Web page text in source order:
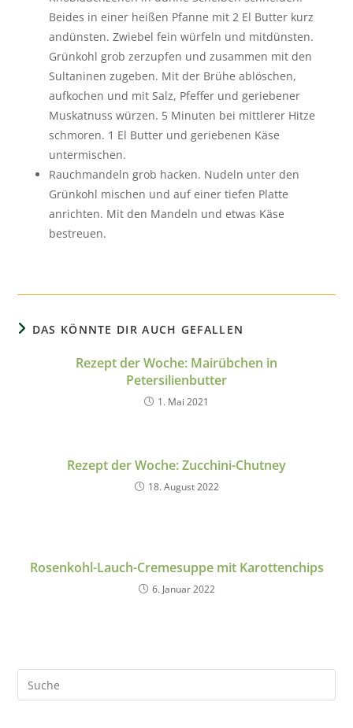
Beides in einer heißen Pfanne mit 2 El Butter kurz
andünsten. Zwiebel fein würfeln und mitdünsten.
Grünkohl grob zerzupfen und zusammen mit den
Sultaninen zugeben. Mit der Brühe ablöschen,
aufkochen und mit Salz, Pfeffer und geriebener
Muskatnuss würzen. 5 Minuten bei mittlerer Hitze
schmoren. 1 El Butter und geriebenen Käse
untermischen.
Rauchmandeln grob hacken. Nudeln unter den
Grünkohl mischen und auf einer tiefen Platte
anrichten. Mit den Mandeln und etwas Käse
bestreuen.
DAS KÖNNTE DIR AUCH GEFALLEN
Rezept der Woche: Mairübchen in
Petersilienbutter
1. Mai 2021
Rezept der Woche: Zucchini-Chutney
18. August 2022
Rosenkohl-Lauch-Cremesuppe mit Karottenchips
6. Januar 2022